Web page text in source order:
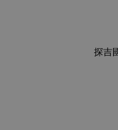
探吉